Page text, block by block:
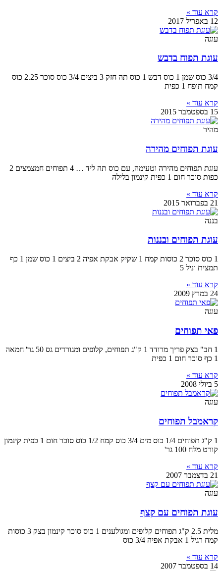
קרא עוד »
12 באפריל 2017
עוגה
עוגת תפוח בדבש
3/4 כוס שמן 1 כוס דבש 1 כוס תה חזק 3 ביצים 3/4 כוס סוכר 2.25 כוס
קמח תופח 1 כפית
קרא עוד »
15 בספטמבר 2015
מהיר
עוגת תפוחים מהירה
עוגת תפוחים מהירה וטעימה, עם כוס תה ליד … 4 תפוחים חמצמצים 2
כפות סוכר חום 1 כפית קינמון בלילה
קרא עוד »
21 בפברואר 2015
בננה
עוגת תפוחים ובננות
1 כוס סוכר 2 כוסות קמח 1 שקיק אבקת אפיה 2 ביצים 1 כוס שמן 1 כף
תמצית וניל 5
קרא עוד »
24 במרץ 2009
עוגה
פאי תפוחים
1 חב" בצק פריך מרודד 1 ק"ג תפוחים, קלופים ומגורדים גס 50 גר' חמאה
1 כף סוכר חום 1 כפית
קרא עוד »
5 ביולי 2008
עוגה
קראמבל תפוחים
1 ק"ג תפוחים 1/4 כוס מים 3/4 כוס קמח 1/2 כוס סוכר חום 1 כפית קינמון
קורט מלח 100 גר'
קרא עוד »
21 בדצמבר 2007
עוגה
עוגת תפוחים עם קצף
מלית 2.5 ק"ג תפוחים קלופים ומגולענים 1 כוס סוכר קינמון בצק 3 כוסות
קמח רגיל 1 אבקת אפיה 3/4 כוס
קרא עוד »
14 בספטמבר 2007